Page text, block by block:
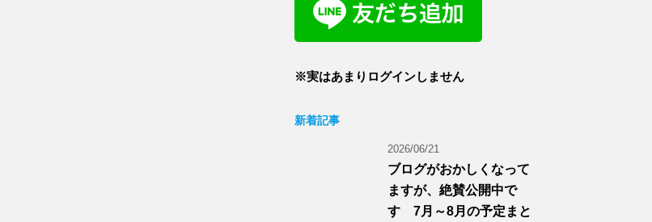
※実はあまりログインしません
新着記事
2026/06/21
ブログがおかしくなって
ますが、絶賛公開中で
す 7月～8月の予定まと